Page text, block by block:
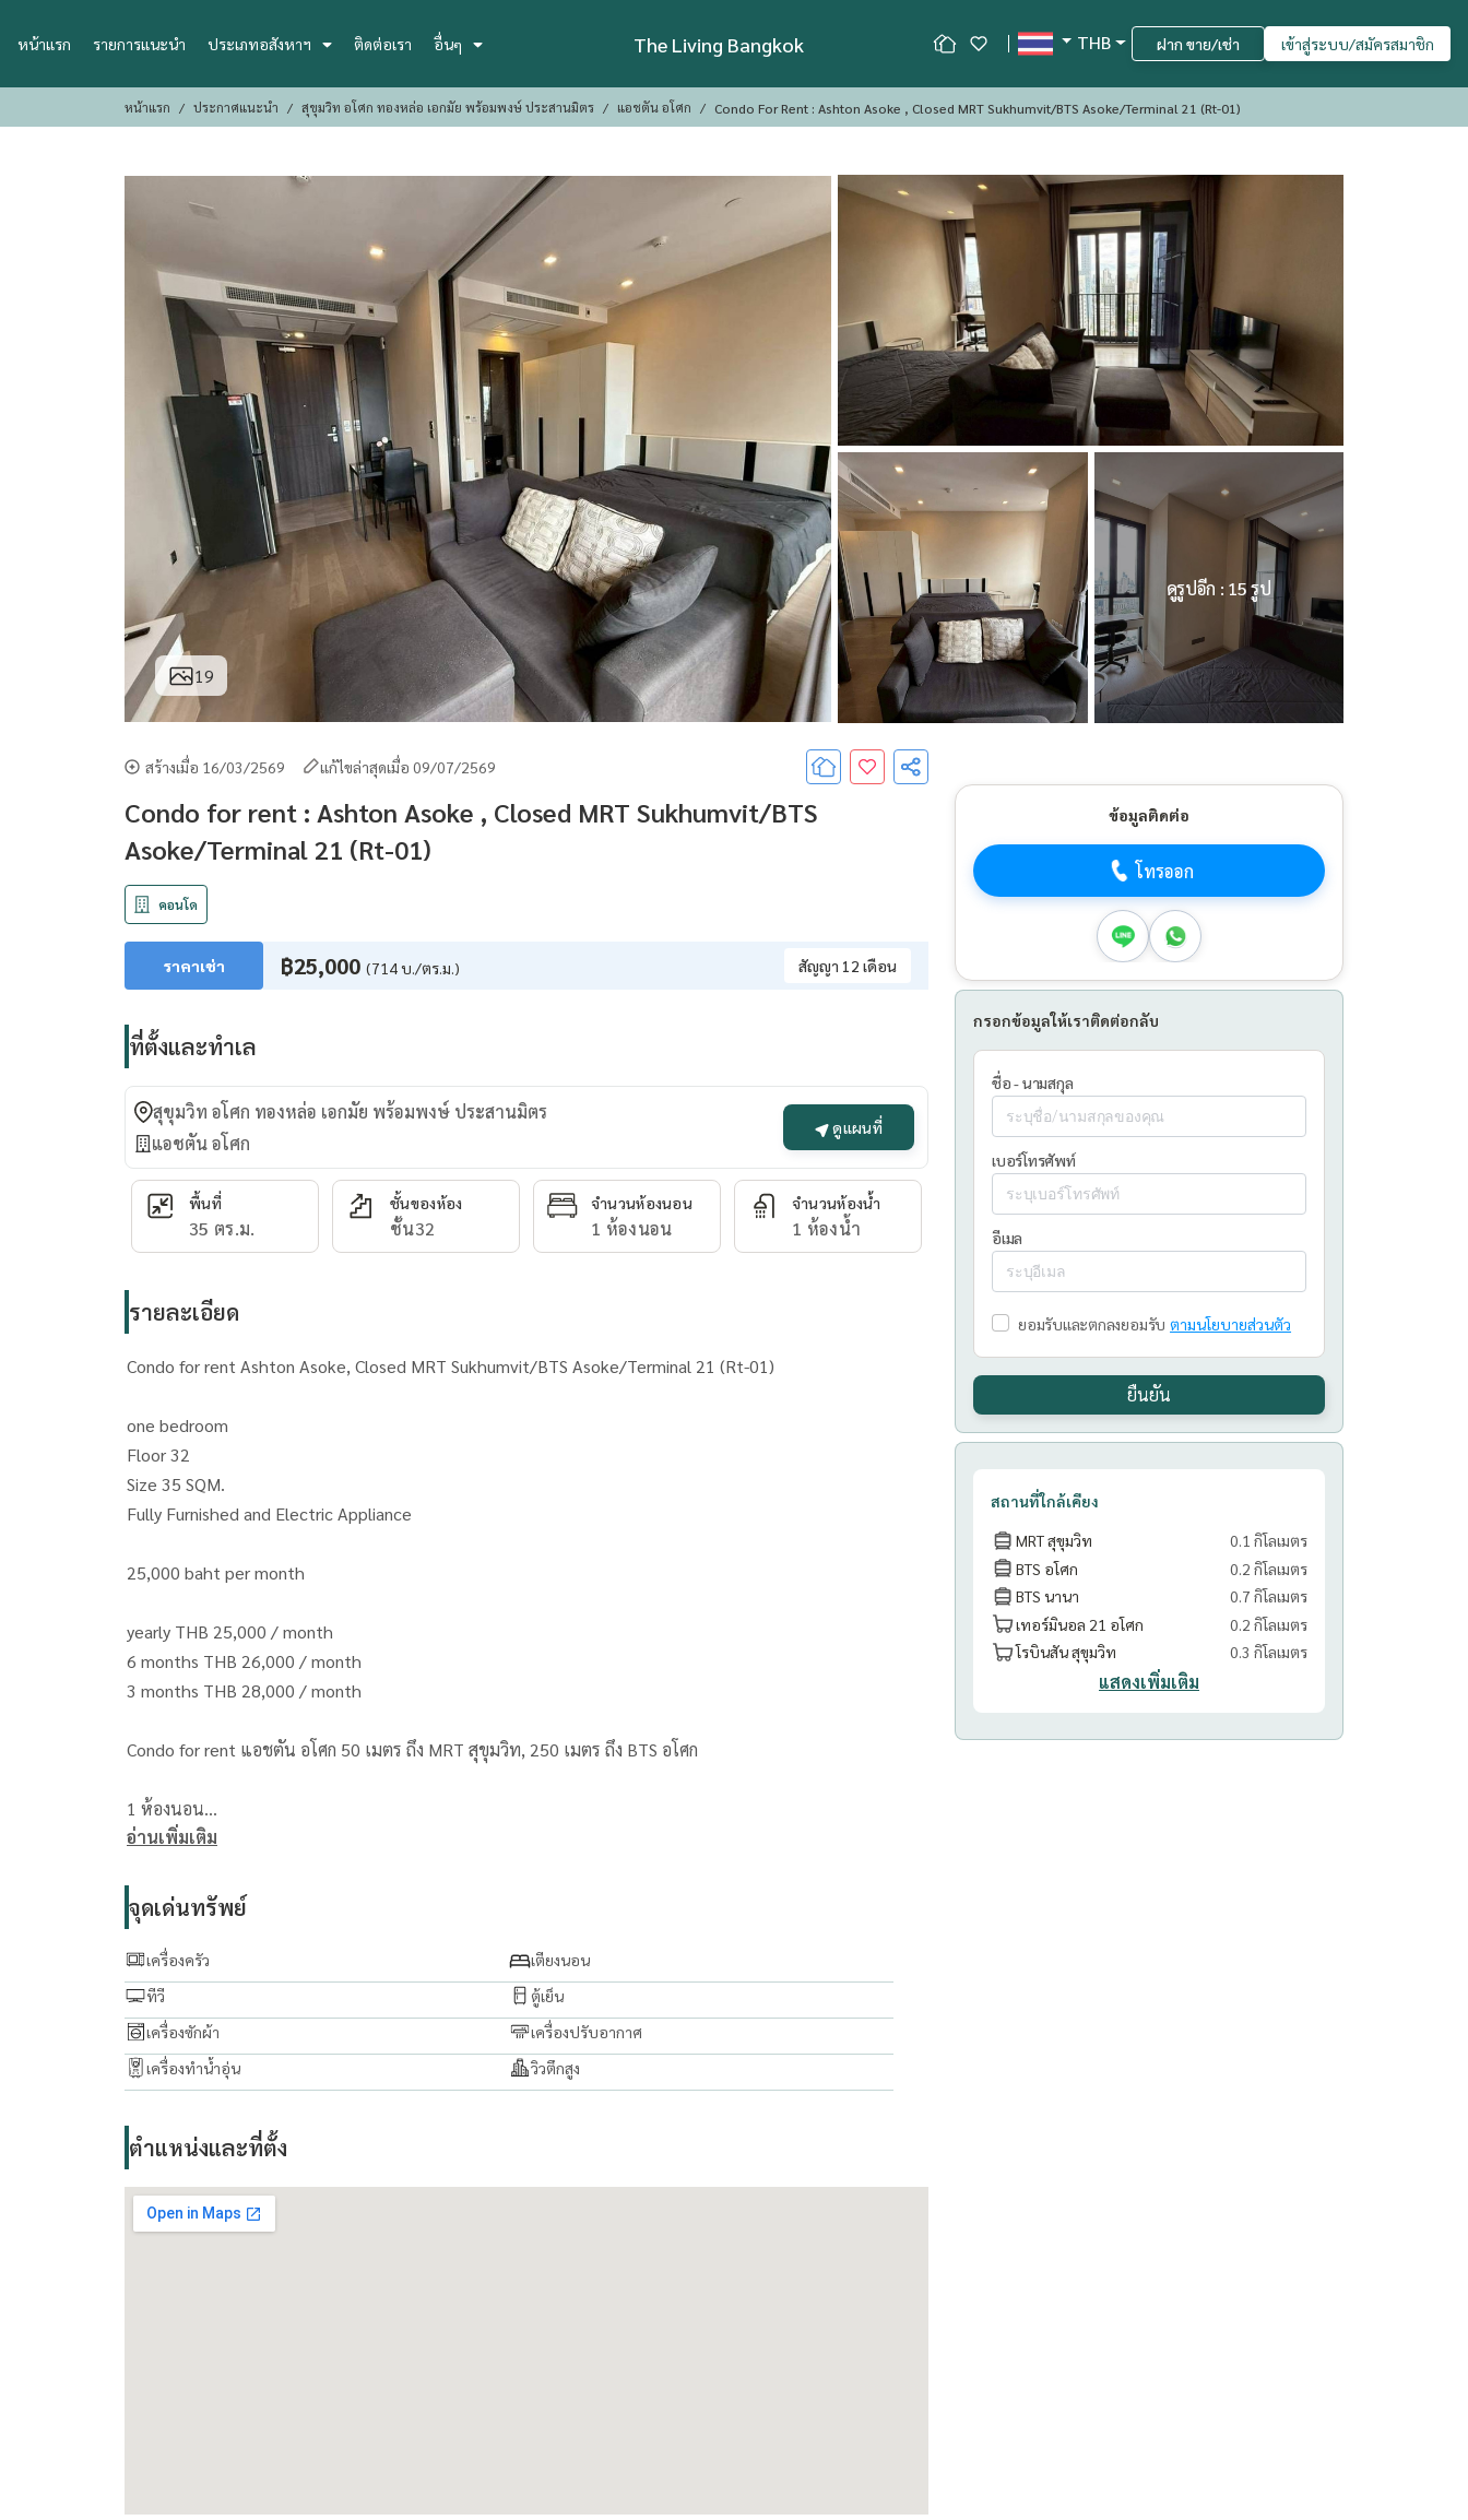
หน้าแรก รายการแนะนำ ประเภทอสังหาฯ ติดต่อเรา อื่นๆ The Living Bangkok THB ฝาก ขาย/เช่า เข้าสู่ระบบ/สมัครสมาชิก
หน้าแรก ประกาศแนะนำ สุขุมวิท อโศก ทองหล่อ เอกมัย พร้อมพงษ์ ประสานมิตร แอชตัน อโศก Condo For Rent : Ashton Asoke , Closed MRT Sukhumvit/BTS Asoke/Terminal 21 (Rt-01)
19
ดูรูปอีก : 15 รูป
สร้างเมื่อ 16/03/2569 แก้ไขล่าสุดเมื่อ 09/07/2569
Condo for rent : Ashton Asoke , Closed MRT Sukhumvit/BTS
Asoke/Terminal 21 (Rt-01)
คอนโด
ราคาเช่า ฿25,000 (714 บ./ตร.ม.) สัญญา 12 เดือน
ที่ตั้งและทำเล
สุขุมวิท อโศก ทองหล่อ เอกมัย พร้อมพงษ์ ประสานมิตร
แอชตัน อโศก
ดูแผนที่
พื้นที่
35 ตร.ม.
ชั้นของห้อง
ชั้น32
จำนวนห้องนอน
1 ห้องนอน
จำนวนห้องน้ำ
1 ห้องน้ำ
รายละเอียด
Condo for rent Ashton Asoke, Closed MRT Sukhumvit/BTS Asoke/Terminal 21 (Rt-01)
one bedroom
Floor 32
Size 35 SQM.
Fully Furnished and Electric Appliance
25,000 baht per month
yearly THB 25,000 / month
6 months THB 26,000 / month
3 months THB 28,000 / month
Condo for rent แอชตัน อโศก 50 เมตร ถึง MRT สุขุมวิท, 250 เมตร ถึง BTS อโศก
1 ห้องนอน
ขนาด 35 ตารางเมตร
เฟอร์นิเจอร์และเครื่องใช้ไฟฟ้าครบ
ราคาเช่า 25,000 บาท/เดือน
สัญญา 1 ปี 25,000 บาท/เดือน
สัญญา 6 เดือน 26,000 บาท/เดือน
สัญญา 3 เดือน 28,000 บาท/เดือน
For inquiries or viewing appointments, please contact us.
.......................................
Rapeephan
Tel/WhatsApp: +66 62 635 6593
อ่านเพิ่มเติม
จุดเด่นทรัพย์
เครื่องครัว
เตียงนอน
ทีวี
ตู้เย็น
เครื่องซักผ้า
เครื่องปรับอากาศ
เครื่องทำน้ำอุ่น
วิวตึกสูง
ตำแหน่งและที่ตั้ง
ข้อมูลติดต่อ
โทรออก
กรอกข้อมูลให้เราติดต่อกลับ
ชื่อ - นามสกุล
เบอร์โทรศัพท์
อีเมล
ยอมรับและตกลงยอมรับ ตามนโยบายส่วนตัว
ยืนยัน
สถานที่ใกล้เคียง
MRT สุขุมวิท
0.1 กิโลเมตร
BTS อโศก
0.2 กิโลเมตร
BTS นานา
0.7 กิโลเมตร
เทอร์มินอล 21 อโศก
0.2 กิโลเมตร
โรบินสัน สุขุมวิท
0.3 กิโลเมตร
แสดงเพิ่มเติม